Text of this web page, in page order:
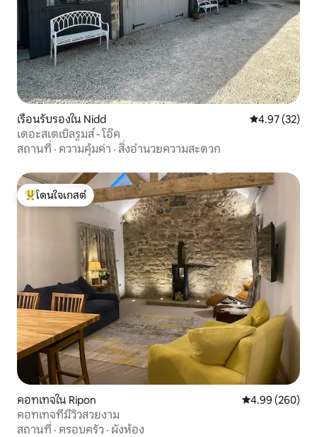
เรือนรับรองใน Nidd คะแนนเฉลี่ย
4.97 (32)
เดอะสเตเบิลรูมส์ - โอ๊ค
สถานที่ · ความคุ้มค่า · สิ่งอำนวยความสะดวก
โดนใจเกสต์ที่สุด
โดนใจเกสต์
คอทเทจใน Ripon คะแนนเฉลี่ย
4.99 (260)
คอทเทจที่มีวิวสวยงาม
สถานที่ · ครอบครัว · ผังห้อง